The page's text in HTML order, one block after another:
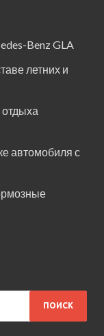
Benz GLA
летних и
автомобиля с